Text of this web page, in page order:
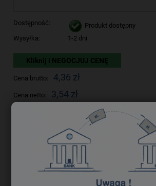
Dostępność:
Produkt dostępny
Wysyłka:
1-2 dni
Kliknij i NEGOCJUJ CENĘ
Cena brutto: 4,36 zł
Cena netto: 3,54 zł
do koszyka